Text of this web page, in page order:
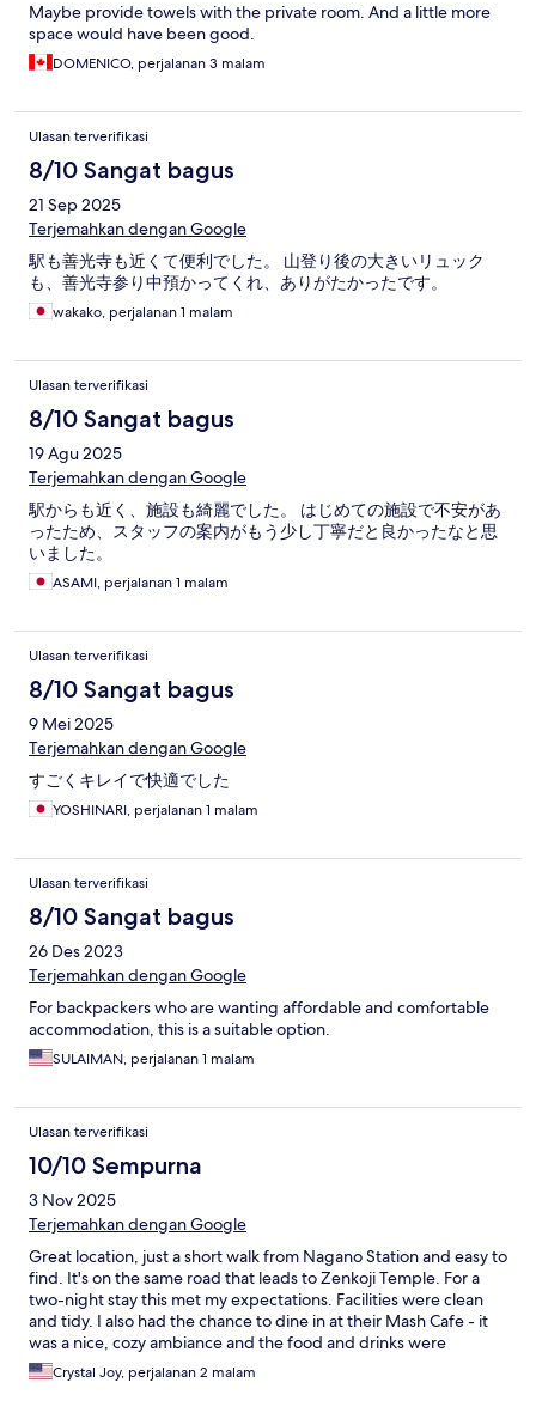
Maybe provide towels with the private room. And a little more
space would have been good.
DOMENICO, perjalanan 3 malam
Ulasan terverifikasi
8/10 Sangat bagus
21 Sep 2025
Terjemahkan dengan Google
駅も善光寺も近くて便利でした。 山登り後の大きいリュック
も、善光寺参り中預かってくれ、ありがたかったです。
wakako, perjalanan 1 malam
Ulasan terverifikasi
8/10 Sangat bagus
19 Agu 2025
Terjemahkan dengan Google
駅からも近く、施設も綺麗でした。 はじめての施設で不安があ
ったため、スタッフの案内がもう少し丁寧だと良かったなと思
いました。
ASAMI, perjalanan 1 malam
Ulasan terverifikasi
8/10 Sangat bagus
9 Mei 2025
Terjemahkan dengan Google
すごくキレイで快適でした
YOSHINARI, perjalanan 1 malam
Ulasan terverifikasi
8/10 Sangat bagus
26 Des 2023
Terjemahkan dengan Google
For backpackers who are wanting affordable and comfortable
accommodation, this is a suitable option.
SULAIMAN, perjalanan 1 malam
Ulasan terverifikasi
10/10 Sempurna
3 Nov 2025
Terjemahkan dengan Google
Great location, just a short walk from Nagano Station and easy to
find. It's on the same road that leads to Zenkoji Temple. For a
two-night stay this met my expectations. Facilities were clean
and tidy. I also had the chance to dine in at their Mash Cafe - it
was a nice, cozy ambiance and the food and drinks were
delicious. Staff both at check-in counter and cafe were very
friendly.
Crystal Joy, perjalanan 2 malam